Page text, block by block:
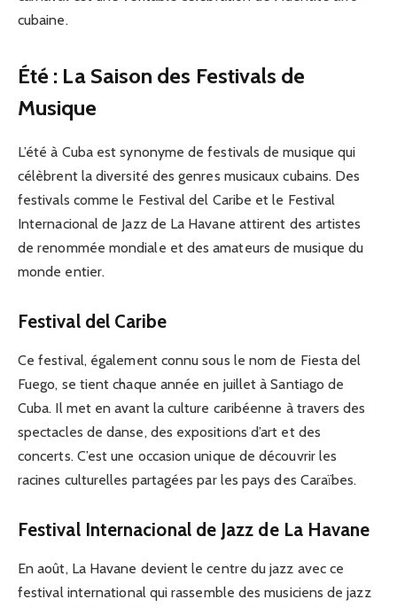
cubaine.
Été : La Saison des Festivals de
Musique
L’été à Cuba est synonyme de festivals de musique qui
célèbrent la diversité des genres musicaux cubains. Des
festivals comme le Festival del Caribe et le Festival
Internacional de Jazz de La Havane attirent des artistes
de renommée mondiale et des amateurs de musique du
monde entier.
Festival del Caribe
Ce festival, également connu sous le nom de Fiesta del
Fuego, se tient chaque année en juillet à Santiago de
Cuba. Il met en avant la culture caribéenne à travers des
spectacles de danse, des expositions d’art et des
concerts. C’est une occasion unique de découvrir les
racines culturelles partagées par les pays des Caraïbes.
Festival Internacional de Jazz de La Havane
En août, La Havane devient le centre du jazz avec ce
festival international qui rassemble des musiciens de jazz